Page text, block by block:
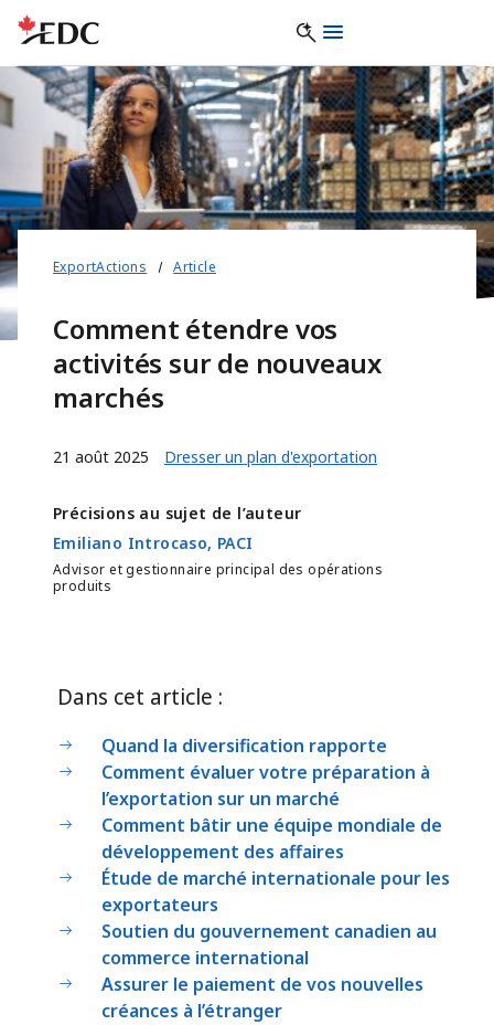
ExportActions Article
Comment étendre vos
activités sur de nouveaux
marchés
21 août 2025 Dresser un plan d'exportation
Précisions au sujet de l’auteur
Emiliano Introcaso, PACI
Advisor et gestionnaire principal des opérations
produits
Dans cet article :
Quand la diversification rapporte
Comment évaluer votre préparation à
l’exportation sur un marché
Comment bâtir une équipe mondiale de
développement des affaires
Étude de marché internationale pour les
exportateurs
Soutien du gouvernement canadien au
commerce international
Assurer le paiement de vos nouvelles
créances à l’étranger